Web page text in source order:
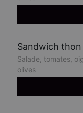
Sandwich thon
Salade, tomates,
olives